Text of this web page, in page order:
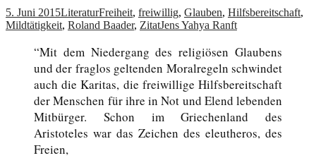
5. Juni 2015LiteraturFreiheit, freiwillig, Glauben, Hilfsbereitschaft,
Mildtätigkeit, Roland Baader, ZitatJens Yahya Ranft
“Mit dem Niedergang des religiösen Glaubens
und der fraglos geltenden Moralregeln schwindet
auch die Karitas, die freiwillige Hilfsbereitschaft
der Menschen für ihre in Not und Elend lebenden
Mitbürger. Schon im Griechenland des
Aristoteles war das Zeichen des eleutheros, des
Freien,